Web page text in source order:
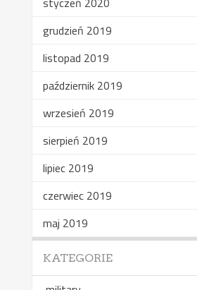
grudzień 2019
listopad 2019
październik 2019
wrzesień 2019
sierpień 2019
lipiec 2019
czerwiec 2019
maj 2019
KATEGORIE